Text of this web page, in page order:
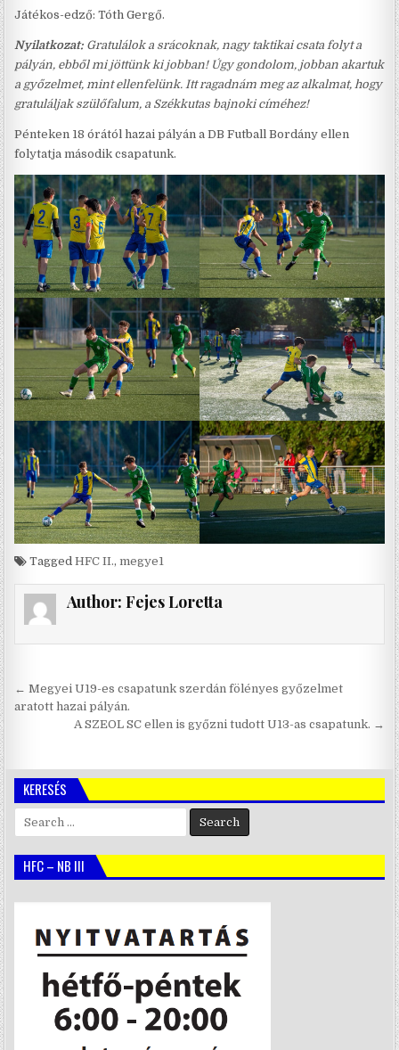
Játékos-edző: Tóth Gergő.
Nyilatkozat: Gratulálok a srácoknak, nagy taktikai csata folyt a
pályán, ebből mi jöttünk ki jobban! Úgy gondolom, jobban akartuk
a győzelmet, mint ellenfelünk. Itt ragadnám meg az alkalmat, hogy
gratuláljak szülőfalum, a Székkutas bajnoki címéhez!
Pénteken 18 órától hazai pályán a DB Futball Bordány ellen
folytatja második csapatunk.
TaggedHFC II., megye1
Author: Fejes Loretta
Bejegyzés
navigáció
← Megyei U19-es csapatunk szerdán fölényes győzelmet
aratott hazai pályán.
A SZEOL SC ellen is győzni tudott U13-as csapatunk. →
KERESÉS
HFC – NB III